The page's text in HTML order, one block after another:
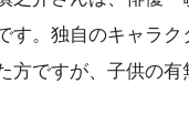
す。独自のキャラ
方ですが、子供の